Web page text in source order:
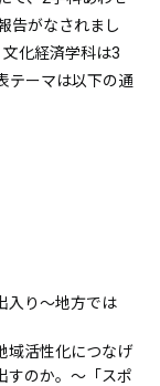
告がなされまし
化経済学科は3
テーマは以下の通
入り～地方では
域活性化につなげ
すのか。～「スポ